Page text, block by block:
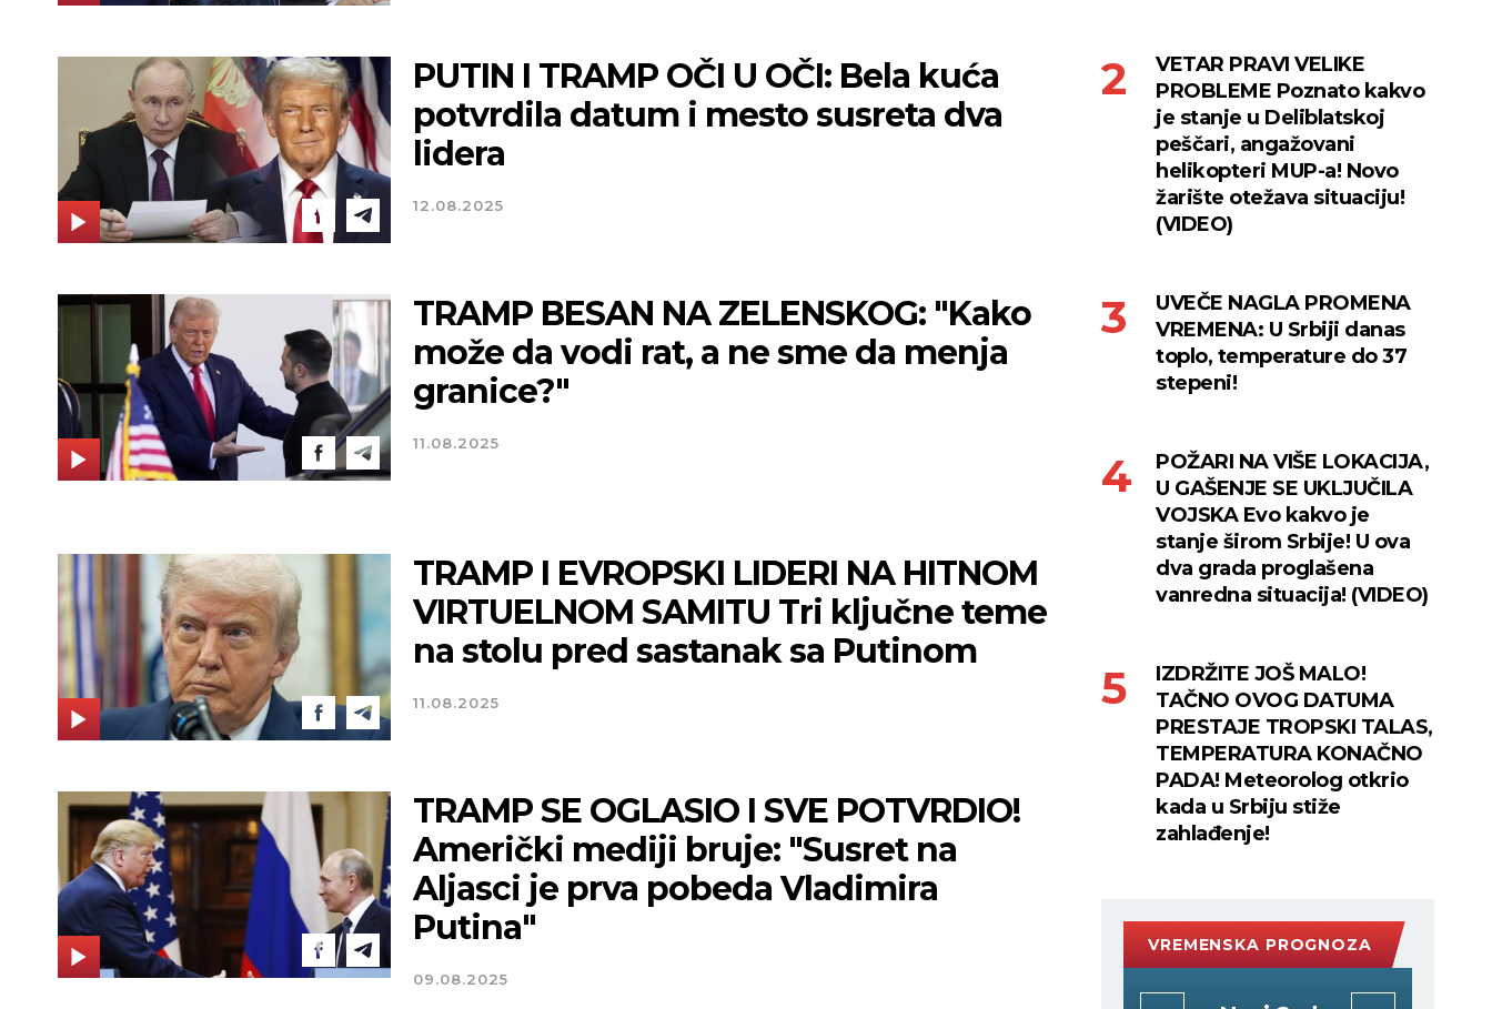
PUTIN I TRAMP OČI U OČI: Bela kuća
potvrdila datum i mesto susreta dva
lidera
12.08.2025
TRAMP BESAN NA ZELENSKOG: "Kako
može da vodi rat, a ne sme da menja
granice?"
11.08.2025
TRAMP I EVROPSKI LIDERI NA HITNOM
VIRTUELNOM SAMITU Tri ključne teme
na stolu pred sastanak sa Putinom
11.08.2025
TRAMP SE OGLASIO I SVE POTVRDIO!
Američki mediji bruje: "Susret na
Aljasci je prva pobeda Vladimira
Putina"
09.08.2025
VETAR PRAVI VELIKE
PROBLEME Poznato kakvo
je stanje u Deliblatskoj
peščari, angažovani
helikopteri MUP-a! Novo
žarište otežava situaciju!
(VIDEO)
UVEČE NAGLA PROMENA
VREMENA: U Srbiji danas
toplo, temperature do 37
stepeni!
POŽARI NA VIŠE LOKACIJA,
U GAŠENJE SE UKLJUČILA
VOJSKA Evo kakvo je
stanje širom Srbije! U ova
dva grada proglašena
vanredna situacija! (VIDEO)
IZDRŽITE JOŠ MALO!
TAČNO OVOG DATUMA
PRESTAJE TROPSKI TALAS,
TEMPERATURA KONAČNO
PADA! Meteorolog otkrio
kada u Srbiju stiže
zahlađenje!
VREMENSKA PROGNOZA